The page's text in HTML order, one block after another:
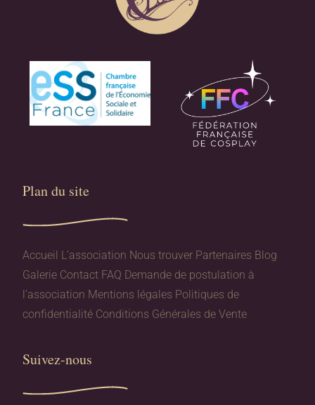
Plan du site​
Accueil L’association Nous trouver Partenaires Blog
Galerie Contact FAQ Demande de postulation à
l’association Mentions légales Politiques de
confidentialité Conditions Générales de Vente
Suivez-nous